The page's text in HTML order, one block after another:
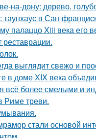
на-дону: дерево,
в Сан-
палаццо Xiii века его
реставрации.
выглядит свежо и
в доме XIX века
всё более смелыми и
Риме треви.
стали основой